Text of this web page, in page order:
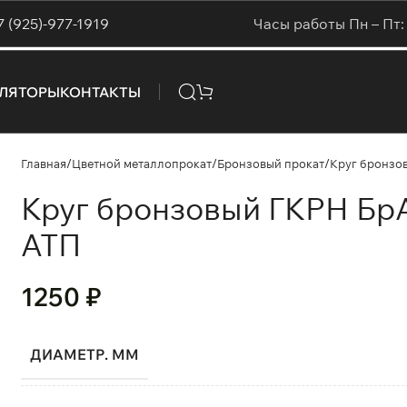
(925)-977-1919 Часы работы Пн –
КОНТАКТЫ
Главная Цветной металлопрокат Бронзовый прокат Круг
Круг бронзовый ГКРН
АТП
1250 ₽
ДИАМЕТР. ММ